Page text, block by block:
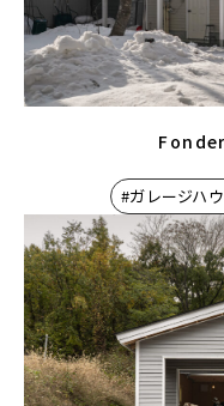
#ガレージハ